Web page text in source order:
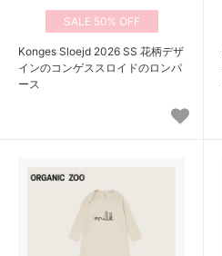
50%
Konges Sloejd 2026 SS 花柄デザ
インのコンゲススロイドのロンパ
ース